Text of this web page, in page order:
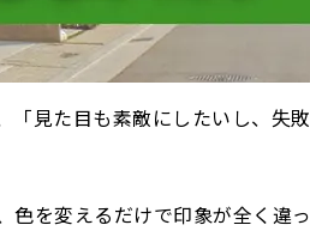
「見た目も素敵にしたいし、失敗
色を変えるだけで印象が全く違っ